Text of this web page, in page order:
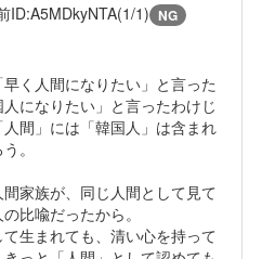
ID:A5MDkyNTA(1/1) NG
く人間になりたい」と言った
になりたい」と言ったわけじ
間」には「韓国人」は含まれ
。
家族が、同じ人間として見て
比喩だったから。
生まれても、清い心を持って